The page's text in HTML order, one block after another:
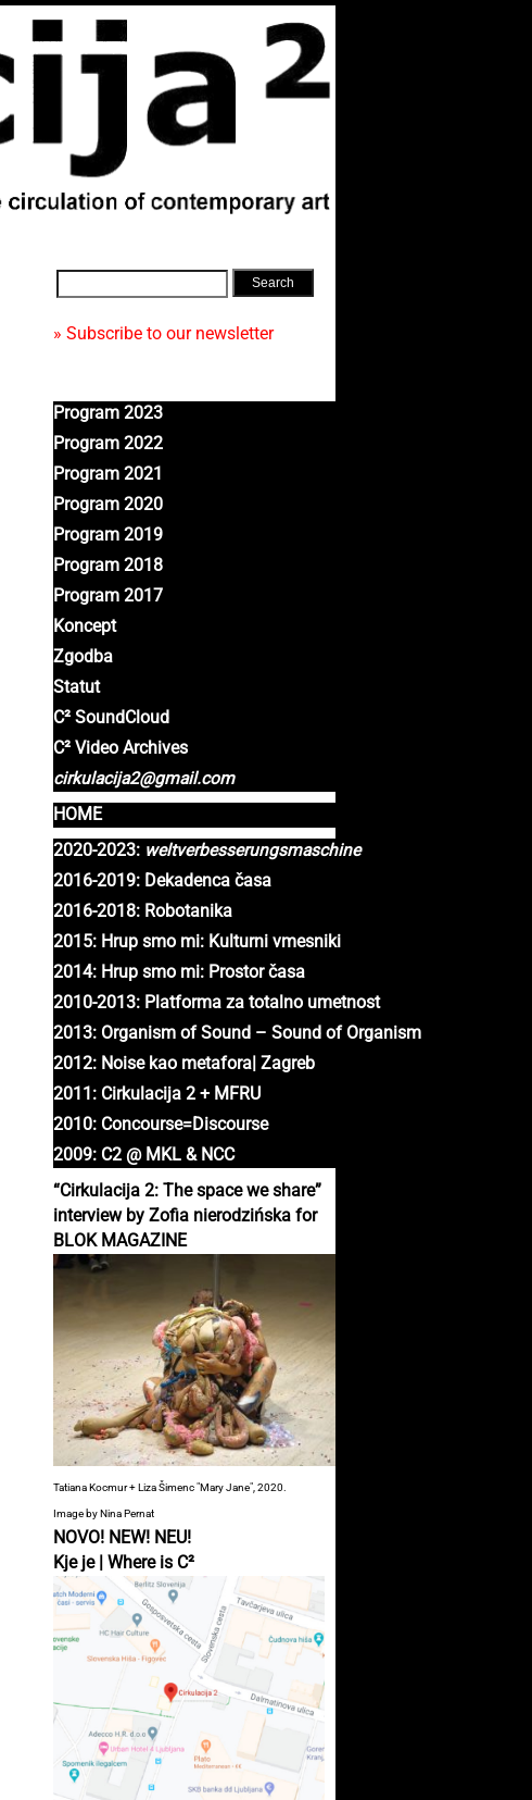
» Subscribe to our newsletter
Program 2023
Program 2022
Program 2021
Program 2020
Program 2019
Program 2018
Program 2017
Koncept
Zgodba
Statut
C² SoundCloud
C² Video Archives
cirkulacija2@gmail.com
HOME
2020-2023: weltverbesserungsmaschine
2016-2019: Dekadenca časa
2016-2018: Robotanika
2015: Hrup smo mi: Kulturni vmesniki
2014: Hrup smo mi: Prostor časa
2010-2013: Platforma za totalno umetnost
2013: Organism of Sound – Sound of Organism
2012: Noise kao metafora| Zagreb
2011: Cirkulacija 2 + MFRU
2010: Concourse=Discourse
2009: C2 @ MKL & NCC
“Cirkulacija 2: The space we share”
interview by Zofia nierodzińska for
BLOK MAGAZINE
Tatiana Kocmur + Liza Šimenc "Mary Jane", 2020.
Image by Nina Pernat
NOVO! NEW! NEU!
Kje je | Where is C²